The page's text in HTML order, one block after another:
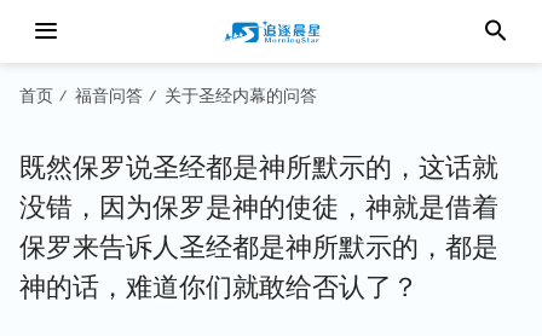
首页 / 福音问答 / 关于圣经内幕的问答
既然保罗说圣经都是神所默示的，这话就
没错，因为保罗是神的使徒，神就是借着
保罗来告诉人圣经都是神所默示的，都是
神的话，难道你们就敢给否认了？